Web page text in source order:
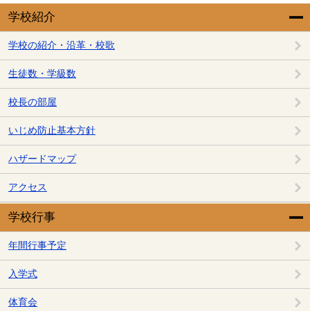
学校紹介
学校の紹介・沿革・校歌
生徒数・学級数
校長の部屋
いじめ防止基本方針
ハザードマップ
アクセス
学校行事
年間行事予定
入学式
体育会